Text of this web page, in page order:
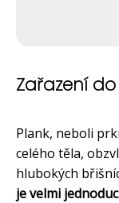
Zařazení
Plank, neboli
celého těla,
hlubokých
je velmi